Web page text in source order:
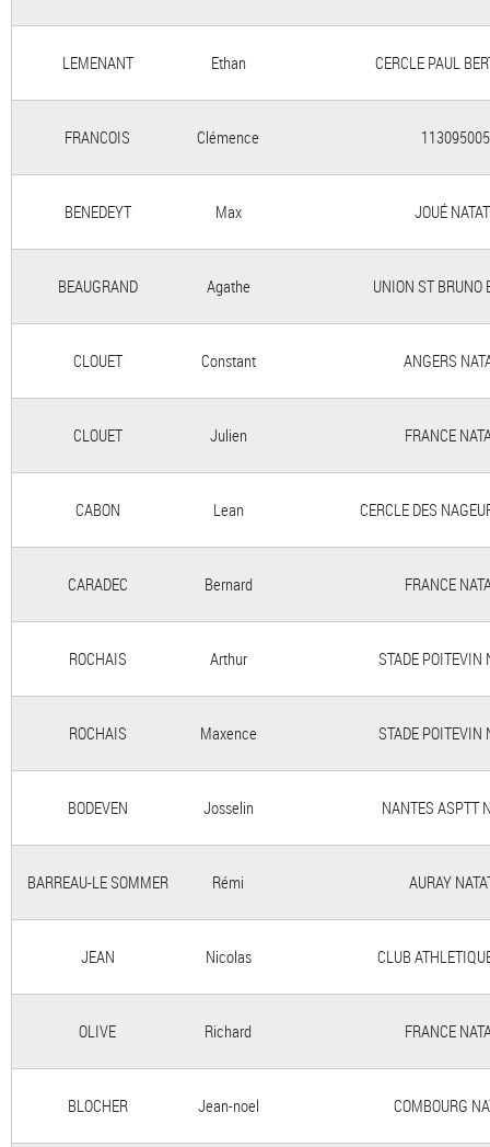
LEMENANT Ethan CERCLE PAUL
FRANCOIS Clémence
BENEDEYT Max JOUÉ
BEAUGRAND Agathe UNION ST BRUNO
CLOUET Constant ANGERS
CLOUET Julien FRANCE
CABON Lean CERCLE DES
CARADEC Bernard FRANCE
ROCHAIS Arthur STADE POITEVIN
ROCHAIS Maxence STADE POITEVIN
BODEVEN Josselin NANTES ASPTT
BARREAU-LE SOMMER Rémi AURAY
JEAN Nicolas CLUB
OLIVE Richard FRANCE
BLOCHER Jean-noel COMBOURG